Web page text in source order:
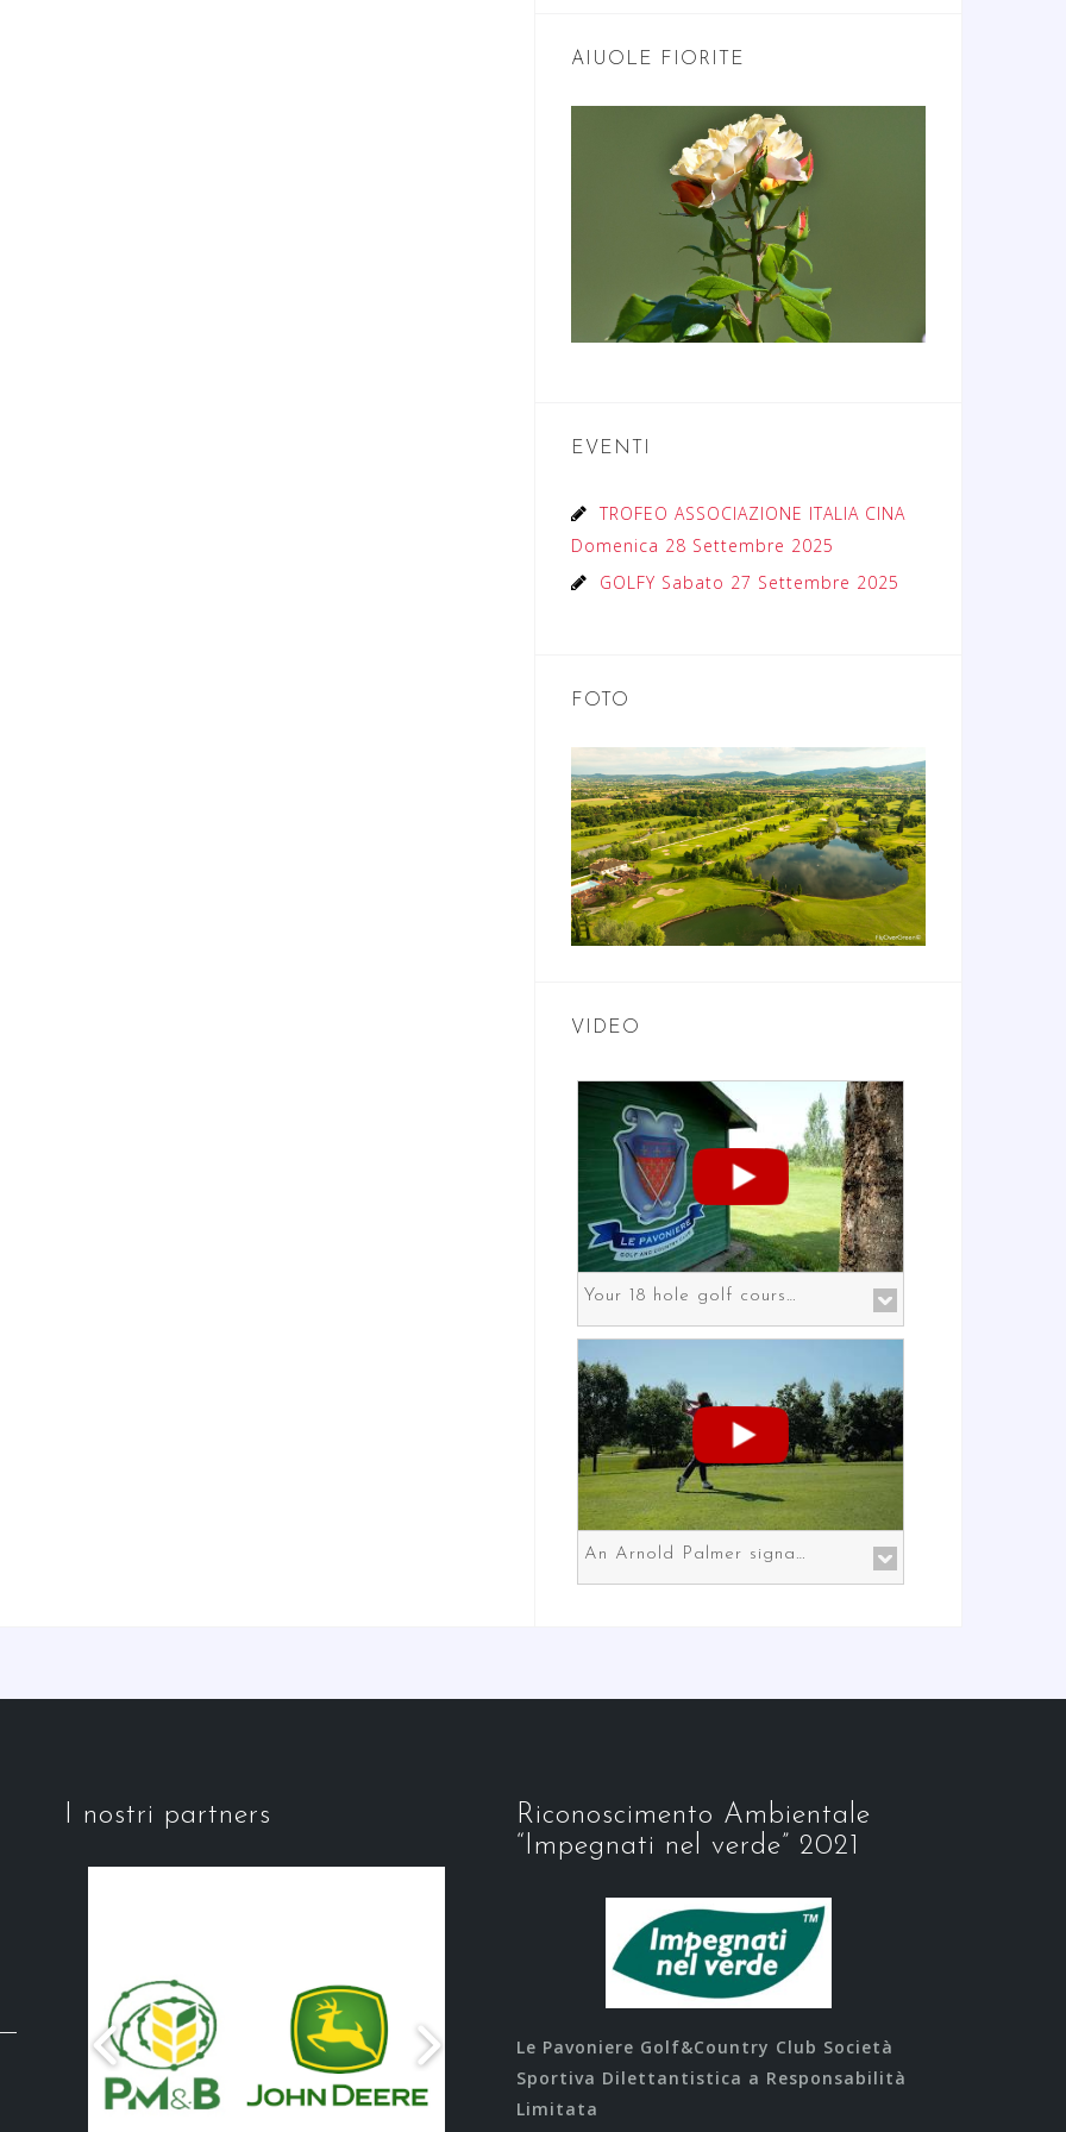
AIUOLE FIORITE
EVENTI
TROFEO ASSOCIAZIONE ITALIA CINA
Domenica 28 Settembre 2025
GOLFY Sabato 27 Settembre 2025
FOTO
VIDEO
Your 18 hole golf course in Prato the gateway to Florence
An Arnold Palmer signature course in Prato the gateway to Florence
I nostri partners
Riconoscimento Ambientale
“Impegnati nel verde” 2021
Le Pavoniere Golf&Country Club Società
Sportiva Dilettantistica a Responsabilità
Limitata